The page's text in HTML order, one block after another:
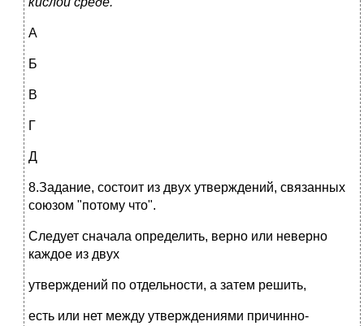
А
Б
В
Г
Д
8.Задание, состоит из двух утверждений, связанных
союзом "потому что".
Следует сначала определить, верно или неверно
каждое из двух
утверждений по отдельности, а затем решить,
есть или нет между утверждениями причинно-